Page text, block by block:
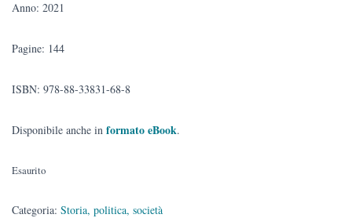
Anno: 2021
Pagine: 144
ISBN: 978-88-33831-68-8
Disponibile anche in formato eBook.
Esaurito
Categoria: Storia, politica, società